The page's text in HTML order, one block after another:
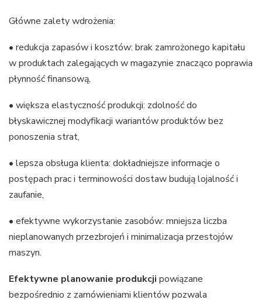
Główne zalety wdrożenia:
• redukcja zapasów i kosztów: brak zamrożonego kapitału
w produktach zalegających w magazynie znacząco poprawia
płynność finansową,
• większa elastyczność produkcji: zdolność do
błyskawicznej modyfikacji wariantów produktów bez
ponoszenia strat,
• lepsza obsługa klienta: dokładniejsze informacje o
postępach prac i terminowości dostaw budują lojalność i
zaufanie,
• efektywne wykorzystanie zasobów: mniejsza liczba
nieplanowanych przezbrojeń i minimalizacja przestojów
maszyn.
Efektywne planowanie produkcji powiązane
bezpośrednio z zamówieniami klientów pozwala